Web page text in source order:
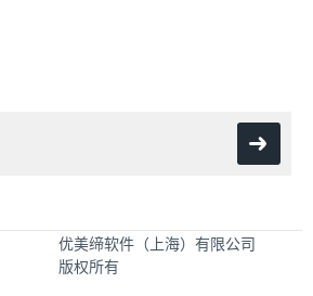
优美缔软件（上海）有限公司
版权所有